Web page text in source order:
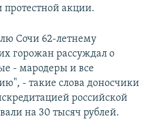
протестной акции.
Сочи 62-летнему
горожан рассуждал о
- мародеры и все
- такие слова доносчики
российской
на 30 тысяч рублей.